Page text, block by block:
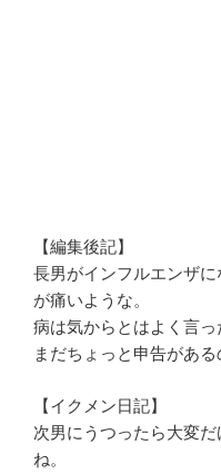
【編集後記】
長男がインフルエンザ
が痛いような。
病は気からとはよく言っ
まだちょっと申告がある
【イクメン日記】
次男にうつったら大変
ね。